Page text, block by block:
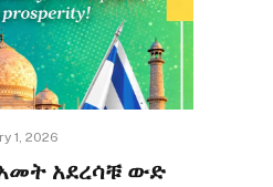
1, 2026
አደረሳቹ ውድ